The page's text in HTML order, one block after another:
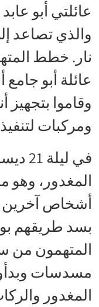
عائلتي أبو
والذي تصاعد
نار. خطط
عائلة أبو جامع
وقاموا
ومركبات
المغدور، وهو
أشخاص آخرين
بسد طريقهم
المتهمون من
مسدسات وبدأوا
المغدور